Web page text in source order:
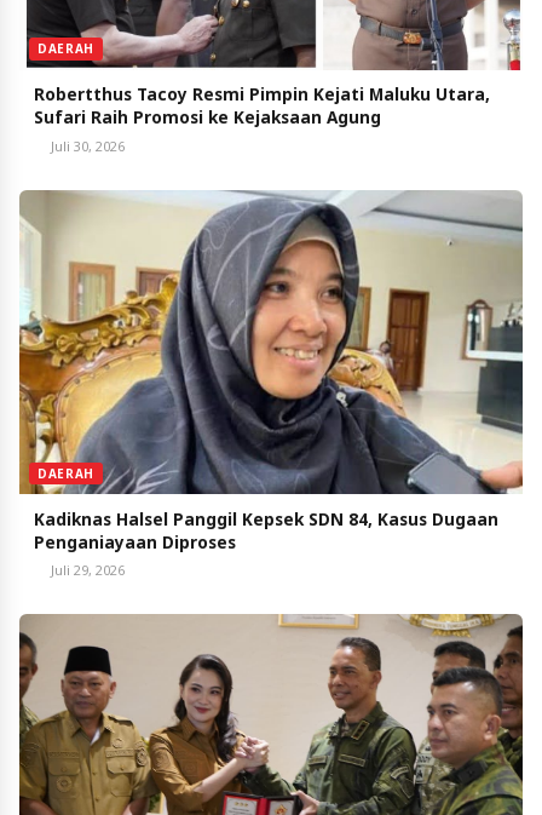
DAERAH
Robertthus Tacoy Resmi Pimpin Kejati Maluku Utara,
Sufari Raih Promosi ke Kejaksaan Agung
Juli 30, 2026
DAERAH
Kadiknas Halsel Panggil Kepsek SDN 84, Kasus Dugaan
Penganiayaan Diproses
Juli 29, 2026